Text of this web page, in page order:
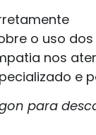
o uso
nos
e
para